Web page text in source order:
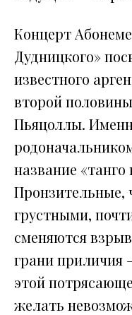
Концерт
Дудницкого»
известного
второй
Пьяцоллы.
название «танго
Пронзительные,
грустными,
сменяются
грани приличия
этой
желать